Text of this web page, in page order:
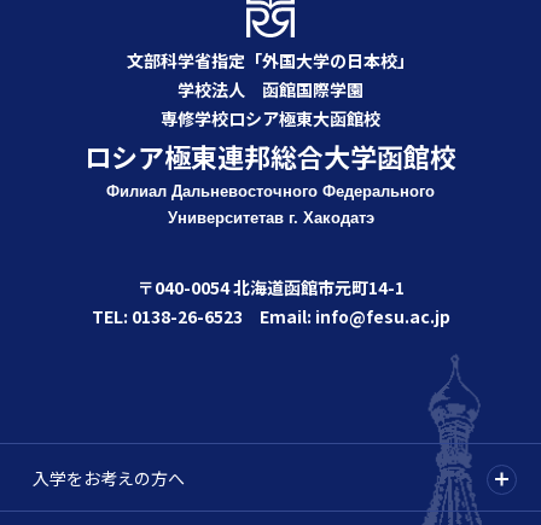
文部科学省指定「外国大学の日本校」
学校法人 函館国際学園
専修学校ロシア極東大函館校
ロシア極東連邦総合大学函館校
Филиал Дальневосточного Федерального
Университетав г. Хакодатэ
〒040-0054 北海道函館市元町14-1
TEL: 0138-26-6523 Email: info@fesu.ac.jp
入学をお考えの方へ